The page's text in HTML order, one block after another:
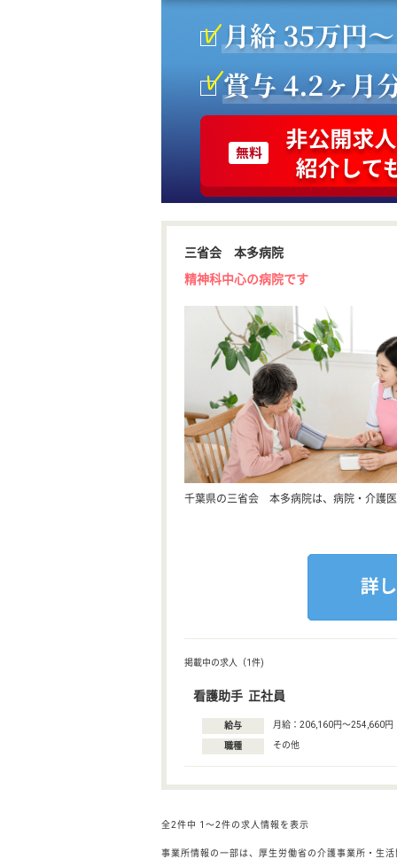
三省会 本多病院
精神科中心の病院です
千葉県の三省会 本多病院は、病院・介護
掲載中の求人（1件)
看護助手 正社員
給与 月給：206,160円〜254,660円
職種 その他
全2件中 1〜2件の求人情報を表示
事業所情報の一部は、厚生労働省の介護事業所・生